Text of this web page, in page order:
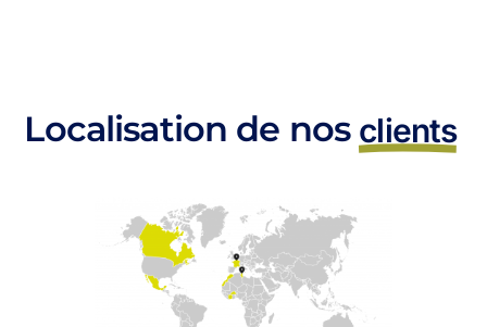
Localisation de nos clients